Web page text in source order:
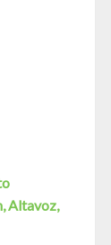
Altavoz,